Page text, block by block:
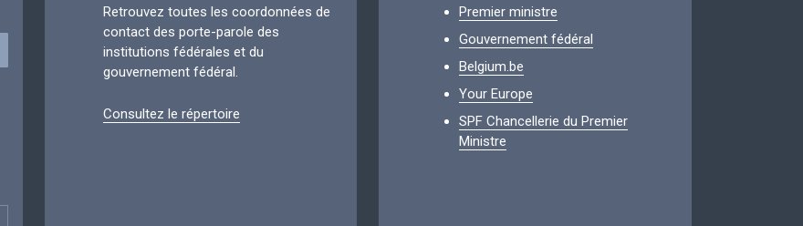
Retrouvez toutes les coordonnées de
contact des porte-parole des
institutions fédérales et du
gouvernement fédéral.
Consultez le répertoire
Premier ministre
Gouvernement fédéral
Belgium.be
Your Europe
SPF Chancellerie du Premier
Ministre